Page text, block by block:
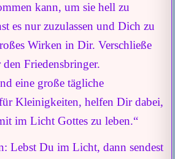
kann, um sie hell zu
es nur zuzulassen und Dich zu
Wirken in Dir. Verschließe
Friedensbringer.
eine große tägliche
Kleinigkeiten, helfen Dir dabei,
im Licht Gottes zu leben.“
Lebst Du im Licht, dann sendest